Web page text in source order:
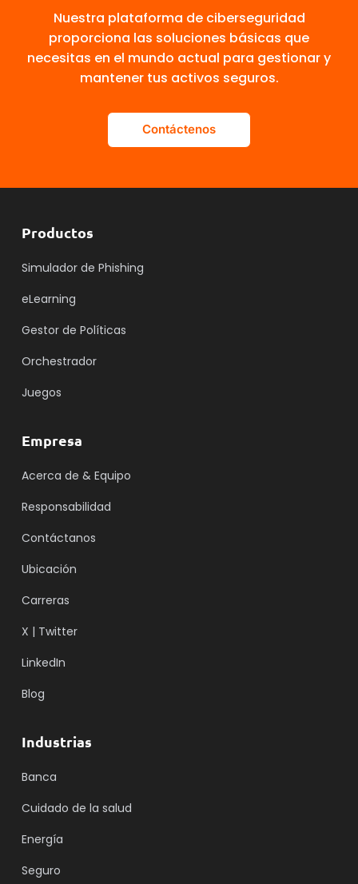
Nuestra plataforma de ciberseguridad
proporciona las soluciones básicas que
necesitas en el mundo actual para gestionar y
mantener tus activos seguros.
Contáctenos
Productos
Simulador de Phishing
eLearning
Gestor de Políticas
Orchestrador
Juegos
Empresa
Acerca de & Equipo
Responsabilidad
Contáctanos
Ubicación
Carreras
X | Twitter
LinkedIn
Blog
Industrias
Banca
Cuidado de la salud
Energía
Seguro